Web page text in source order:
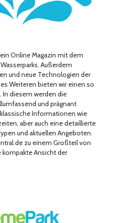
Online Magazin mit dem
Außerdem
und neue Technologien der
Weiteren bieten wir einen so
In diesem werden die
und prägnant
Informationen wie
aber auch eine detaillierte
und aktuellen Angeboten.
zu einem Großteil von
kompakte Ansicht der